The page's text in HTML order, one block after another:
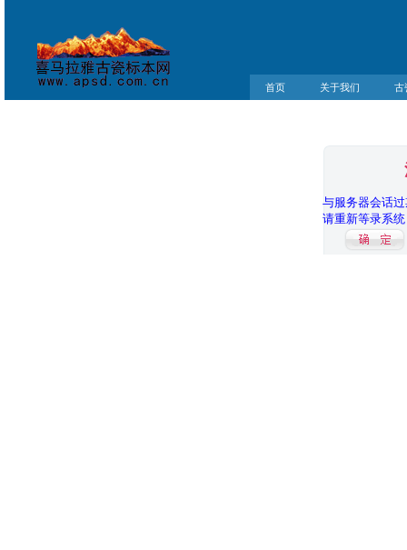
首页 关于我们 古
与服务器会话
请重新等录系统